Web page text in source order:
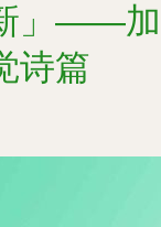
」——加
诗篇